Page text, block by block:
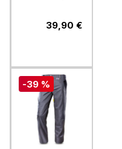
39,90 €
-39 %